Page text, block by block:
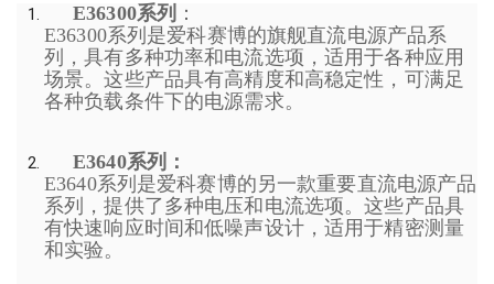
E36300系列 ：
E36300系列是爱科赛博的旗舰直流电源产品系
列，具有多种功率和电流选项，适用于各种应用
场景。这些产品具有高精度和高稳定性，可满足
各种负载条件下的电源需求。
E3640系列：
E3640系列是爱科赛博的另一款重要直流电源产品
系列，提供了多种电压和电流选项。这些产品具
有快速响应时间和低噪声设计，适用于精密测量
和实验。